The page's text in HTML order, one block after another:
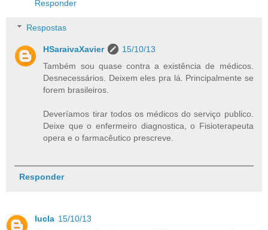
Responder
Respostas
HSaraivaXavier
15/10/13
Também sou quase contra a existência de médicos.
Desnecessários. Deixem eles pra lá. Principalmente se
forem brasileiros.
Deveríamos tirar todos os médicos do serviço publico.
Deixe que o enfermeiro diagnostica, o Fisioterapeuta
opera e o farmacêutico prescreve.
Responder
lucla 15/10/13